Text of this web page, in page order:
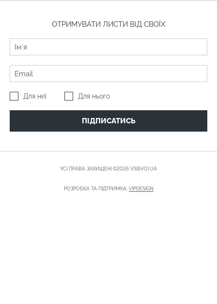
ОТРИМУВАТИ ЛИСТИ ВІД СВОЇХ
Для неї Для нього
ПІДПИСАТИСЬ
УСІ ПРАВА ЗАХИЩЕНІ ©2026 VSISVOI.UA
РОЗРОБКА ТА ПІДТРИМКА: VIPDESIGN